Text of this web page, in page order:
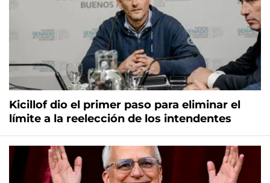
Kicillof dio el primer paso para eliminar el
límite a la reelección de los intendentes